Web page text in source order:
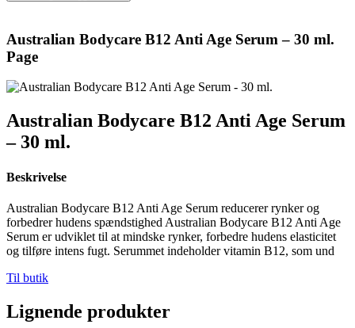
Australian Bodycare B12 Anti Age Serum – 30 ml.
Page
Australian Bodycare B12 Anti Age Serum
– 30 ml.
Beskrivelse
Australian Bodycare B12 Anti Age Serum reducerer rynker og
forbedrer hudens spændstighed Australian Bodycare B12 Anti Age
Serum er udviklet til at mindske rynker, forbedre hudens elasticitet
og tilføre intens fugt. Serummet indeholder vitamin B12, som und
Til butik
Lignende produkter